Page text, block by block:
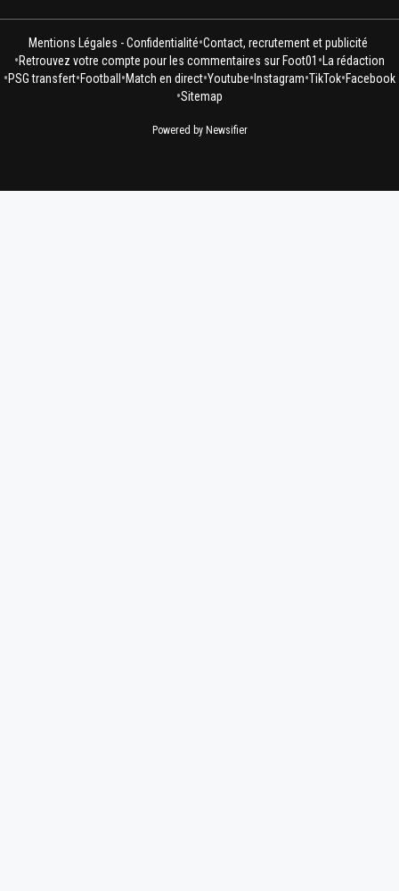
Mentions Légales - Confidentialité•Contact, recrutement et publicité
•Retrouvez votre compte pour les commentaires sur Foot01 • La rédaction
•PSG transfert•Football •Match en direct•Youtube• Instagram•TikTok•Facebook
•Sitemap
Powered by Newsifier